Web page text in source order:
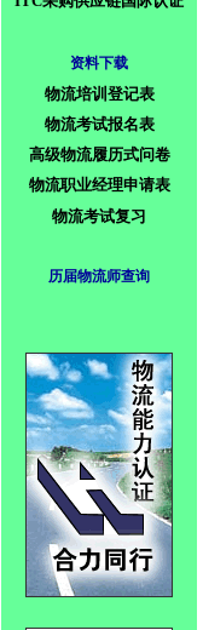
资料下载
物流培训登记表
物流考试报名表
高级物流履历式问卷
物流职业经理申请表
物流考试复习
历届物流师查询